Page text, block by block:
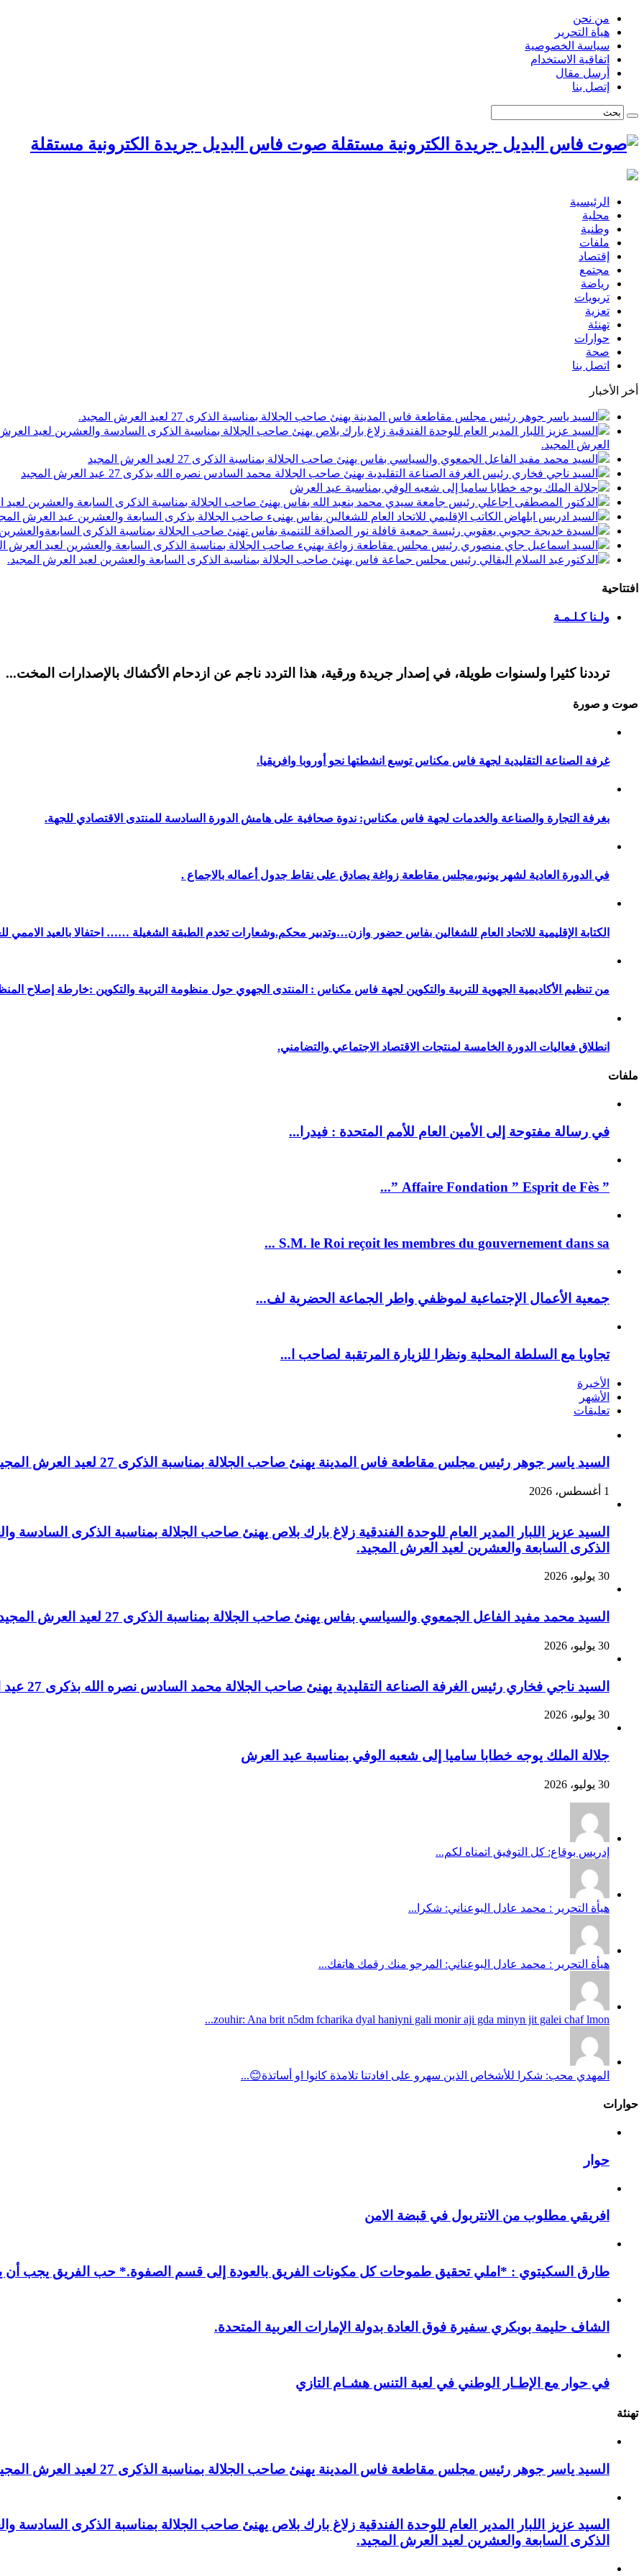
من نحن
هيأة التحرير
سياسة الخصوصية
اتفاقية الاستخدام
أرسل مقال
إتصل بنا
صوت فاس البديل جريدة الكترونية مستقلة
الرئيسية
محلية
وطنية
ملفات
إقتصاد
مجتمع
رياضة
تربويات
تعزية
تهنئة
حوارات
صحة
اتصل بنا
أخر الأخبار
السيد ياسر جوهر رئيس مجلس مقاطعة فاس المدينة يهنئ صاحب الجلالة بمناسبة الذكرى 27 لعيد العرش المجيد.
السيد عزيز اللبار المدير العام للوحدة الفندقية زلاغ بارك بلاص يهنئ صاحب الجلالة بمناسبة الذكرى السادسة والعشرين لعيد
العرش المجيد.
السيد محمد مفيد الفاعل الجمعوي والسياسي بفاس يهنئ صاحب الجلالة بمناسبة الذكرى 27 لعيد العرش المجيد
السيد ناجي فخاري رئيس الغرفة الصناعة التقليدية يهنئ صاحب الجلالة محمد السادس نصره الله بذكرى 27 عيد العرش المجيد
جلالة الملك يوجه خطابا ساميا إلى شعبه الوفي بمناسبة عيد العرش
الدكتور المصطفى اجاعلي رئيس جامعة سيدي محمد بنعبد الله بفاس يهنئ صاحب الجلالة بمناسبة الذكرى السابعة والعشرين لعيد
السيد ادريس ابلهاض الكاتب الإقليمي للاتحاد العام للشغالين بفاس يهنىء صاحب الجلالة بذكرى السابعة والعشرين عيد العرش
السيدة خديجة حجوبي يعقوبي رئيسة جمعية قافلة نور الصداقة للتنمية بفاس تهنئ صاحب الجلالة بمناسبة الذكرى
السيد اسماعيل جاي منصوري رئيس مجلس مقاطعة زواغة يهنيء صاحب الجلالة بمناسبة الذكرى السابعة والعشرين لعيد العرش
الدكتورعبد السلام البقالي رئيس مجلس جماعة فاس يهنئ صاحب الجلالة بمناسبة الذكرى السابعة والعشرين لعيد العرش المجيد.
افتتاحية
ولـنا كـلـمـة
ترددنا كثيرا ولسنوات طويلة، في إصدار جريدة ورقية، هذا التردد ناجم عن ازدحام الأكشاك بالإصدارات المخت...
صوت و صورة
غرفة الصناعة التقليدية لجهة فاس مكناس توسع انشطتها نحو أوروبا وافريقيا.
بغرفة التجارة والصناعة والخدمات لجهة فاس مكناس: ندوة صحافية على هامش الدورة السادسة للمنتدى الاقتصادي للجهة.
في الدورة العادية لشهر يونيو،مجلس مقاطعة زواغة يصادق على نقاط جدول أعماله بالاجماع .
الكتابة الإقليمية للاتحاد العام للشغالين بفاس حضور وازن…وتدبير محكم.وشعارات تخدم الطبقة الشغيلة …… احتفالا بالعيد الاممي
من تنظيم الأكاديمية الجهوية للتربية والتكوين لجهة فاس مكناس : المنتدى الجهوي حول منظومة التربية والتكوين :خارطة إصلاح
انطلاق فعاليات الدورة الخامسة لمنتجات الاقتصاد الاجتماعي والتضامني.
ملفات
في رسالة مفتوحة إلى الأمين العام للأمم المتحدة : فيدرا...
” Affaire Fondation ” Esprit de Fès ”...
S.M. le Roi reçoit les membres du gouvernement dans sa ...
جمعية الأعمال الإجتماعية لموظفي واطر الجماعة الحضرية لف...
تجاوبا مع السلطة المحلية ونظرا للزيارة المرتقبة لصاحب ا...
الأخيرة
الأشهر
تعليقات
السيد ياسر جوهر رئيس مجلس مقاطعة فاس المدينة يهنئ صاحب الجلالة بمناسبة الذكرى 27 لعيد العرش المجيد.
1 أغسطس، 2026
السيد عزيز اللبار المدير العام للوحدة الفندقية زلاغ بارك بلاص يهنئ صاحب الجلالة بمناسبة الذكرى
الذكرى السابعة والعشرين لعيد العرش المجيد.
30 يوليو، 2026
السيد محمد مفيد الفاعل الجمعوي والسياسي بفاس يهنئ صاحب الجلالة بمناسبة الذكرى 27 لعيد العرش المجيد
30 يوليو، 2026
السيد ناجي فخاري رئيس الغرفة الصناعة التقليدية يهنئ صاحب الجلالة محمد السادس نصره الله بذكرى 27 عيد العرش المجيد
30 يوليو، 2026
جلالة الملك يوجه خطابا ساميا إلى شعبه الوفي بمناسبة عيد العرش
30 يوليو، 2026
إدريس بوقاع: كل التوفيق اتمناه لكم...
هيأة التحرير : محمد عادل البوعناني: شكرا...
هيأة التحرير : محمد عادل البوعناني: المرجو منك رقمك هاتفك...
zouhir: Ana brit n5dm fcharika dyal haniyni gali monir aji gda minyn jit galei chaf lmon...
المهدي محب: شكرا للأشخاص الذين سهرو على افادتنا تلامذة كانوا او أساتذة😊...
حوارات
حوار
افريقي مطلوب من الانتربول في قبضة الامن
طارق السكيتوي : *املي تحقيق طموحات كل مكونات الفريق بالعودة إلى قسم الصفوة.* حب الفريق يجب أن
الشاف حليمة بوبكري سفيرة فوق العادة بدولة الإمارات العربية المتحدة.
في حوار مع الإطـار الوطني في لعبة التنس هشـام التازي
تهنئة
السيد ياسر جوهر رئيس مجلس مقاطعة فاس المدينة يهنئ صاحب الجلالة بمناسبة الذكرى 27 لعيد العرش المجيد.
السيد عزيز اللبار المدير العام للوحدة الفندقية زلاغ بارك بلاص يهنئ صاحب الجلالة بمناسبة الذكرى
الذكرى السابعة والعشرين لعيد العرش المجيد.